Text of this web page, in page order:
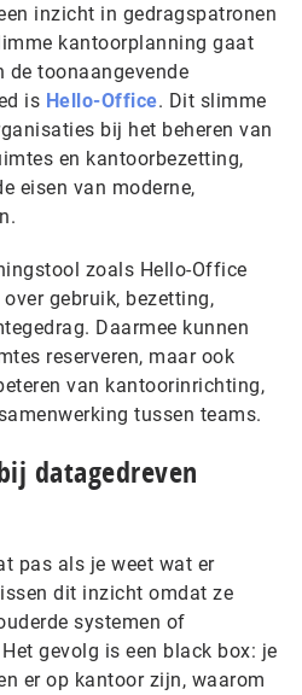
inzicht in gedragspatronen
kantoorplanning gaat
de toonaangevende
is Hello-Office. Dit slimme
bij het beheren van
en kantoorbezetting,
eisen van moderne,
zoals Hello-Office
gebruik, bezetting,
Daarmee kunnen
reserveren, maar ook
van kantoorinrichting,
tussen teams.
datagedreven
pas als je weet wat er
dit inzicht omdat ze
systemen of
gevolg is een black box: je
er op kantoor zijn, waarom